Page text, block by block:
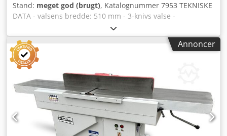
Stand: meget god (brugt), Katalognummer 7953 TEKNISKE
DATA - valsens bredde: 510 mm - 3-knivs valse -
beskyttelse på valsen - bordlængde: 2550 mm - borde af
støbejern - begge borde justerbare - original,
vinkeljusterbar anslag - motor: 4 kW Codpfxszmhb Ts
Aqgjrf - bremse - udsugningsstuds diameter: 135 mm -
mål (L/B/H): 2600x1500x1100 mm - vægt: 830 kg FORDELE –
Produceret i Polen, mærket ŻEFAM – 3-knivs valse – bremse
– brugt afretter i meget god stand Nettopris: 7900 PLN
Nettopris: 1880 EUR baseret på kurs 4,2 EUR (Priser kan
ændre sig ved større valutaudsving)
Annoncer